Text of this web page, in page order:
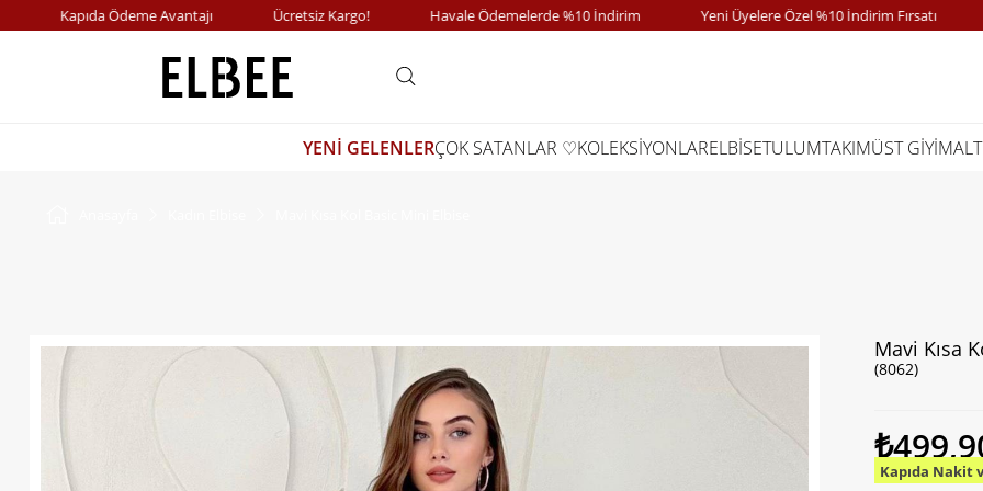
Kapıda Ödeme Avantajı Ücretsiz Kargo! Havale Ödemelerde %10 İndirim Yeni Üyelere Özel %10 İndirim Fırsatı
YENİ GELENLERÇOK SATANLAR ♡KOLEKSİYONLARELBİSETULUMTAKIMÜST GİYİM
Mavi Kısa
(8062)
Kapıda Nakit